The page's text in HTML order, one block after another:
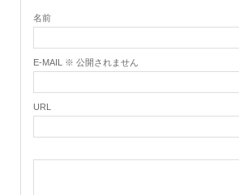
名前
E-MAIL ※ 公開されません
URL